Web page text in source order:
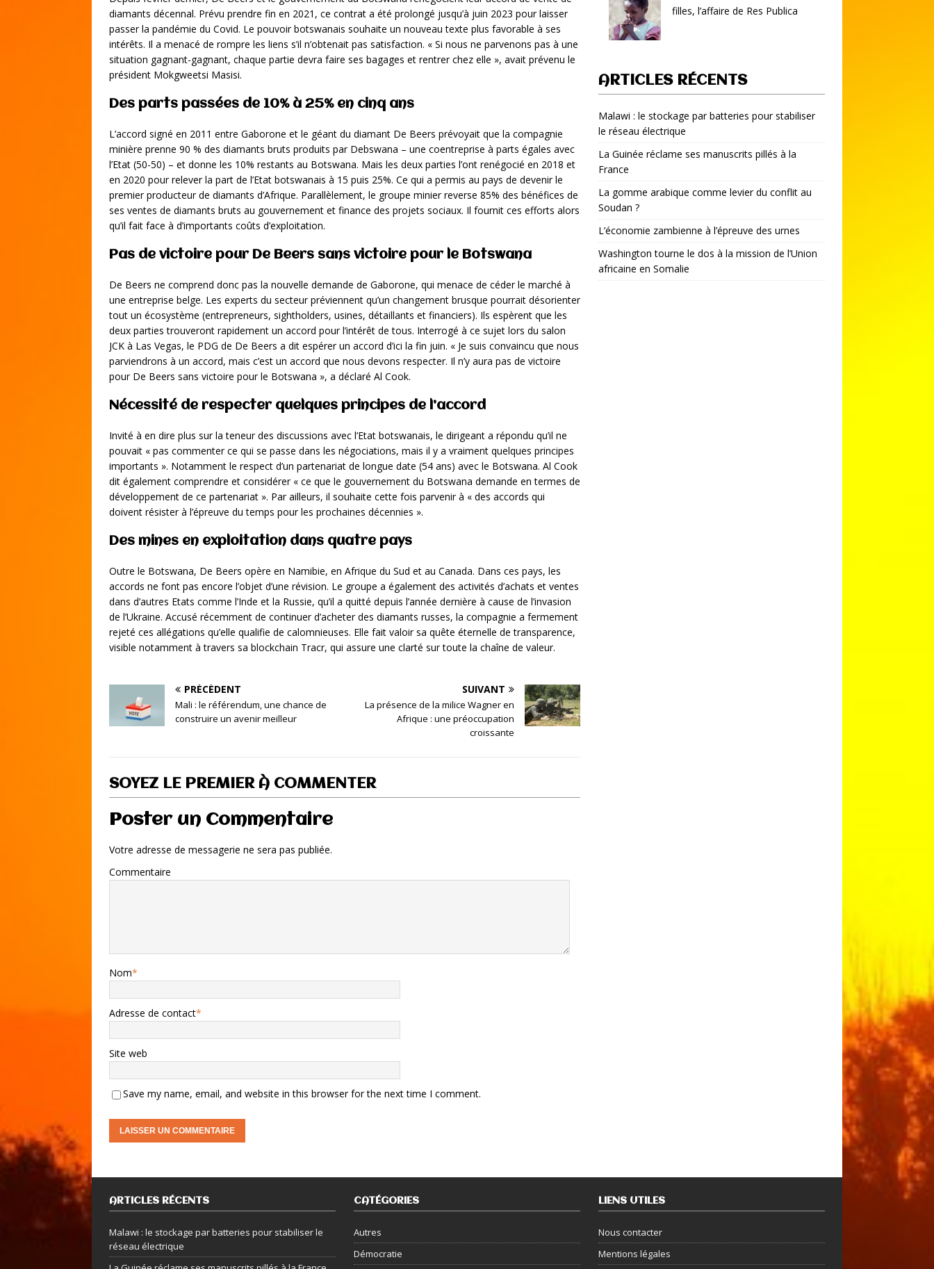
diamants décennal. Prévu prendre fin en 2021, ce contrat a été prolongé jusqu’à juin 2023 pour laisser
passer la pandémie du Covid. Le pouvoir botswanais souhaite un nouveau texte plus favorable à ses
intérêts. Il a menacé de rompre les liens s’il n’obtenait pas satisfaction. « Si nous ne parvenons pas à une
situation gagnant-gagnant, chaque partie devra faire ses bagages et rentrer chez elle », avait prévenu le
président Mokgweetsi Masisi.
Des parts passées de 10% à 25% en cinq ans
L’accord signé en 2011 entre Gaborone et le géant du diamant De Beers prévoyait que la compagnie
minière prenne 90 % des diamants bruts produits par Debswana – une coentreprise à parts égales avec
l’Etat (50-50) – et donne les 10% restants au Botswana. Mais les deux parties l’ont renégocié en 2018 et
en 2020 pour relever la part de l’Etat botswanais à 15 puis 25%. Ce qui a permis au pays de devenir le
premier producteur de diamants d’Afrique. Parallèlement, le groupe minier reverse 85% des bénéfices de
ses ventes de diamants bruts au gouvernement et finance des projets sociaux. Il fournit ces efforts alors
qu’il fait face à d’importants coûts d’exploitation.
Pas de victoire pour De Beers sans victoire pour le Botswana
De Beers ne comprend donc pas la nouvelle demande de Gaborone, qui menace de céder le marché à
une entreprise belge. Les experts du secteur préviennent qu’un changement brusque pourrait désorienter
tout un écosystème (entrepreneurs, sightholders, usines, détaillants et financiers). Ils espèrent que les
deux parties trouveront rapidement un accord pour l’intérêt de tous. Interrogé à ce sujet lors du salon
JCK à Las Vegas, le PDG de De Beers a dit espérer un accord d’ici la fin juin. « Je suis convaincu que nous
parviendrons à un accord, mais c’est un accord que nous devons respecter. Il n’y aura pas de victoire
pour De Beers sans victoire pour le Botswana », a déclaré Al Cook.
Nécessité de respecter quelques principes de l’accord
Invité à en dire plus sur la teneur des discussions avec l’Etat botswanais, le dirigeant a répondu qu’il ne
pouvait « pas commenter ce qui se passe dans les négociations, mais il y a vraiment quelques principes
importants ». Notamment le respect d’un partenariat de longue date (54 ans) avec le Botswana. Al Cook
dit également comprendre et considérer « ce que le gouvernement du Botswana demande en termes de
développement de ce partenariat ». Par ailleurs, il souhaite cette fois parvenir à « des accords qui
doivent résister à l’épreuve du temps pour les prochaines décennies ».
Des mines en exploitation dans quatre pays
Outre le Botswana, De Beers opère en Namibie, en Afrique du Sud et au Canada. Dans ces pays, les
accords ne font pas encore l’objet d’une révision. Le groupe a également des activités d’achats et ventes
dans d’autres Etats comme l’Inde et la Russie, qu’il a quitté depuis l’année dernière à cause de l’invasion
de l’Ukraine. Accusé récemment de continuer d’acheter des diamants russes, la compagnie a fermement
rejeté ces allégations qu’elle qualifie de calomnieuses. Elle fait valoir sa quête éternelle de transparence,
visible notamment à travers sa blockchain Tracr, qui assure une clarté sur toute la chaîne de valeur.
PRÉCÉDENT
Mali : le référendum, une chance de
construire un avenir meilleur
SUIVANT
La présence de la milice Wagner en
Afrique : une préoccupation
croissante
SOYEZ LE PREMIER À COMMENTER
Poster un Commentaire
Votre adresse de messagerie ne sera pas publiée.
Commentaire
Nom*
Adresse de contact*
Site web
Save my name, email, and website in this browser for the next time I comment.
filles, l’affaire de Res Publica
ARTICLES RÉCENTS
Malawi : le stockage par batteries pour stabiliser
le réseau électrique
La Guinée réclame ses manuscrits pillés à la
France
La gomme arabique comme levier du conflit au
Soudan ?
L’économie zambienne à l’épreuve des urnes
Washington tourne le dos à la mission de l’Union
africaine en Somalie
ARTICLES RÉCENTS
Malawi : le stockage par batteries pour stabiliser le
réseau électrique
CATÉGORIES
Autres
Démocratie
LIENS UTILES
Nous contacter
Mentions légales